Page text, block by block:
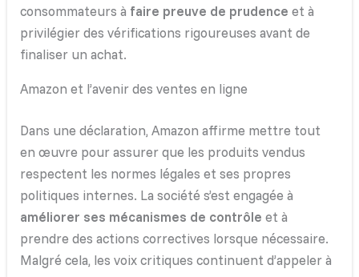
consommateurs à faire preuve de prudence et à
privilégier des vérifications rigoureuses avant de
finaliser un achat.
Amazon et l’avenir des ventes en ligne
Dans une déclaration, Amazon affirme mettre tout
en œuvre pour assurer que les produits vendus
respectent les normes légales et ses propres
politiques internes. La société s’est engagée à
améliorer ses mécanismes de contrôle et à
prendre des actions correctives lorsque nécessaire.
Malgré cela, les voix critiques continuent d’appeler à